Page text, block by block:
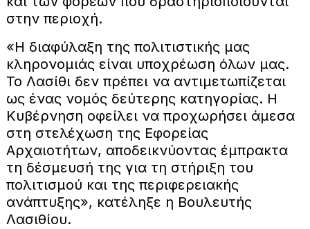
στην περιοχή.
«Η διαφύλαξη της πολιτιστικής μας
κληρονομιάς είναι υποχρέωση όλων μας.
Το Λασίθι δεν πρέπει να αντιμετωπίζεται
ως ένας νομός δεύτερης κατηγορίας. Η
Κυβέρνηση οφείλει να προχωρήσει άμεσα
στη στελέχωση της Εφορείας
Αρχαιοτήτων, αποδεικνύοντας έμπρακτα
τη δέσμευσή της για τη στήριξη του
πολιτισμού και της περιφερειακής
ανάπτυξης», κατέληξε η Βουλευτής
Λασιθίου.